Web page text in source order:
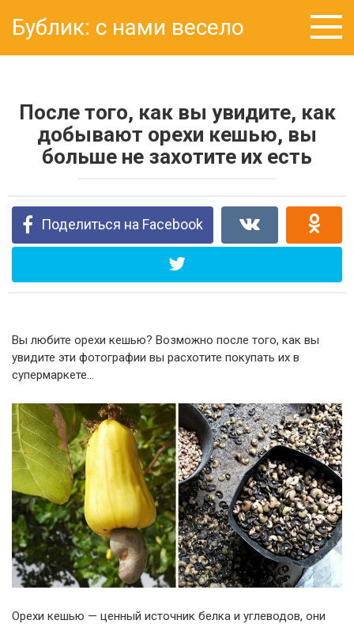
контенту
Бублик: с нами весело
После того, как вы увидите, как
добывают орехи кешью, вы
больше не захотите их есть
Поделиться на Facebook
Вы любите орехи кешью? Возможно после того, как вы
увидите эти фотографии вы расхотите покупать их в
супермаркете…
Орехи кешью — ценный источник белка и углеводов, они